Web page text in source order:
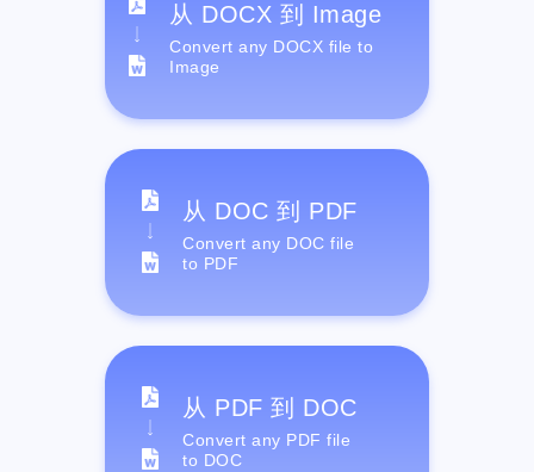
从 DOCX 到 Image
Convert any DOCX file to
Image
从 DOC 到 PDF
Convert any DOC file
to PDF
从 PDF 到 DOC
Convert any PDF file
to DOC